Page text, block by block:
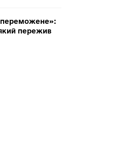
який пережив